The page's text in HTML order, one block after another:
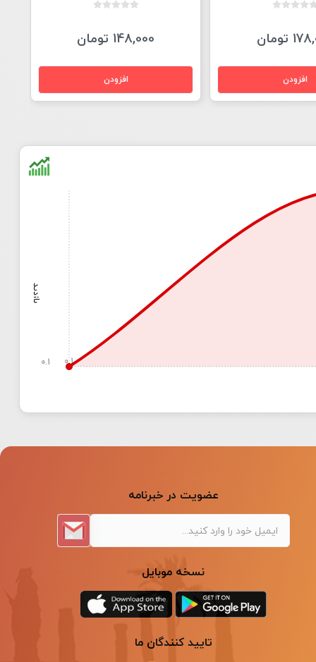
تومان 148,000 تومان
بازدید
0.1
0.1
عضویت در خبرنامه
نسخه موبایل
تایید کنندگان ما